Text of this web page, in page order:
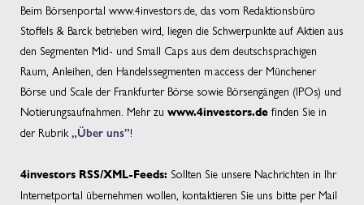
Beim Börsenportal www.4investors.de, das vom Redaktionsbüro
Stoffels & Barck betrieben wird, liegen die Schwerpunkte auf Aktien aus
den Segmenten Mid- und Small Caps aus dem deutschsprachigen
Raum, Anleihen, den Handelssegmenten m:access der Münchener
Börse und Scale der Frankfurter Börse sowie Börsengängen (IPOs) und
Notierungsaufnahmen. Mehr zu www.4investors.de finden Sie in
der Rubrik „Über uns”!
4investors RSS/XML-Feeds: Sollten Sie unsere Nachrichten in Ihr
Internetportal übernehmen wollen, kontaktieren Sie uns bitte per Mail